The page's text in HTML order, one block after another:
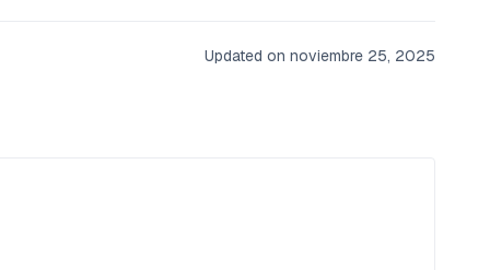
Updated on noviembre 25, 2025